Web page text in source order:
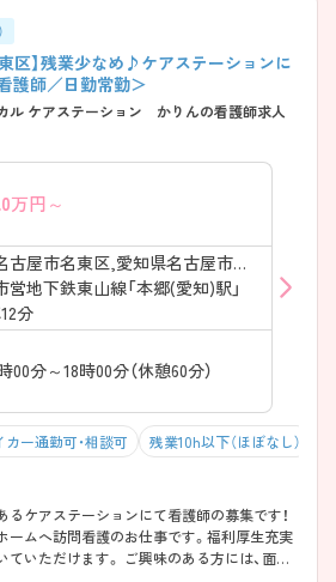
区】残業少なめ♪ケアステーションに
護師／日勤常勤＞
ル ケアステーション かりんの看護師求人
万円～
愛知県名古屋市名東区,愛知県名古屋市名東区
営地下鉄東山線「本郷(愛知)駅」
分
00分～18時00分（休憩60分）
カー通勤可・相談可 残業10h以下（ほぼなし）
ケアステーションにて看護師の募集です！
ームへ訪問看護のお仕事です。福利厚生充実
いただけます。 ご興味のある方には、面接